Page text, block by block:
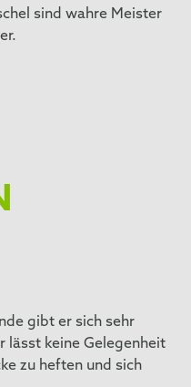
sind wahre Meister
gibt er sich sehr
lässt keine Gelegenheit
zu heften und sich